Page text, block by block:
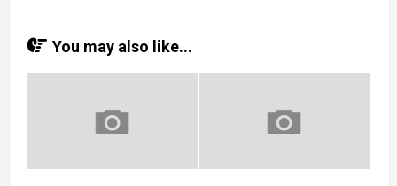
You may also like...